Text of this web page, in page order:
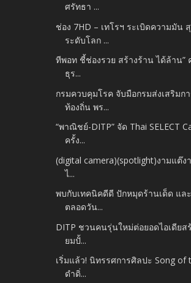
ศรัทธา ...
ช่อง 7HD – เทโรฯ ระเบิดความมัน
ระดับโลก ...
ทีพอท ชี้ช่องรวย สร้างร้าน ได้ล้าน”
ธุร...
กรมควบคุมโรค จับมือกรมส่งเสริมก
ท้องถิ่น พร...
“พาณิชย์-DITP” จัด Thai SELECT
ครั้ง...
(digital camera)(spotlight)งามแต๊ง
ไ...
พบกับเทคนิคดีดี ปักหมุดร้านเด็ด แล
ตลอดวัน...
DITP ชวนคนรุ่นใหม่ต่อยอดไอเดียส
ยมปั้...
เริ่มแล้ว! นิทรรศการศิลปะ Song of
ดำดิ่...